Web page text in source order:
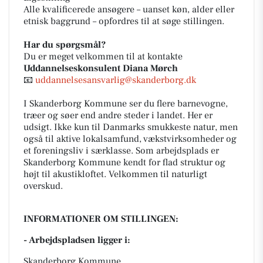
Alle kvalificerede ansøgere – uanset køn, alder eller
etnisk baggrund – opfordres til at søge stillingen.
Har du spørgsmål?
Du er meget velkommen til at kontakte
Uddannelseskonsulent Diana Mørch
📧 uddannelsesansvarlig@skanderborg.dk
I Skanderborg Kommune ser du flere barnevogne,
træer og søer end andre steder i landet. Her er
udsigt. Ikke kun til Danmarks smukkeste natur, men
også til aktive lokalsamfund, vækstvirksomheder og
et foreningsliv i særklasse. Som arbejdsplads er
Skanderborg Kommune kendt for flad struktur og
højt til akustikloftet. Velkommen til naturligt
overskud.
INFORMATIONER OM STILLINGEN:
- Arbejdspladsen ligger i: